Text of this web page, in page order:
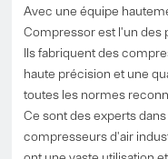
Avec une équipe
Compressor est l'un des
Ils fabriquent des
haute précision et une
toutes les normes
Ce sont des experts
compresseurs d'air